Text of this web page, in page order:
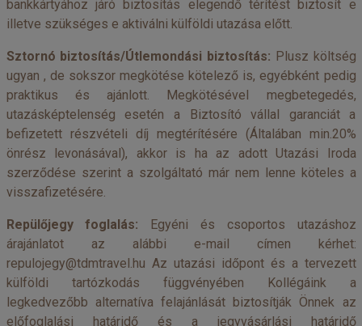
bankkártyához járó biztosítás elegendő térítést biztosít e
illetve szükséges e aktiválni külföldi utazása előtt.
Sztornó biztosítás/Útlemondási biztosítás: Plusz költség
ugyan , de sokszor megkötése kötelező is, egyébként pedig
praktikus és ajánlott. Megkötésével megbetegedés,
utazásképtelenség esetén a Biztosító vállal garanciát a
befizetett részvételi díj megtérítésére (Általában min.20%
önrész levonásával), akkor is ha az adott Utazási Iroda
szerződése szerint a szolgáltató már nem lenne köteles a
visszafizetésére.
Repülőjegy foglalás: Egyéni és csoportos utazáshoz
árajánlatot az alábbi e-mail címen kérhet:
repulojegy@tdmtravel.hu Az utazási időpont és a tervezett
külföldi tartózkodás függvényében Kollégáink a
legkedvezőbb alternatíva felajánlását biztosítják Önnek az
előfoglalási határidő és a jegyvásárlási határidő